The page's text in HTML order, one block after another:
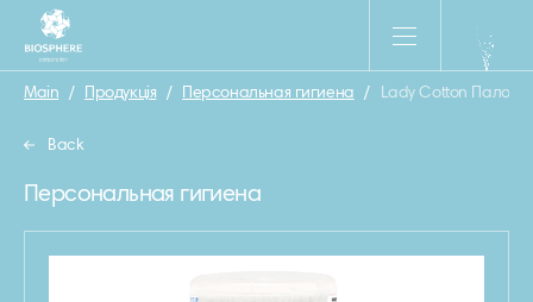
Main / Продукція / Персональная гигиена / Lady Cotton
Back
Персональная гигиена